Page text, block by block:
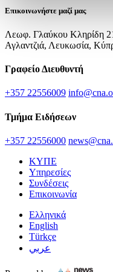
Επικοινωνήστε μαζί μας
Λεωφ. Γλαύκου Κληρίδη
Αγλαντζιά, Λευκωσία,
Γραφείο Διευθυντή
+357 22556009
Τμήμα Ειδήσεων
+357 22556000
ΚΥΠΕ
Υπηρεσίες
Συνδέσεις
Επικοινωνία
Ελληνικά
English
Türkçe
عربي